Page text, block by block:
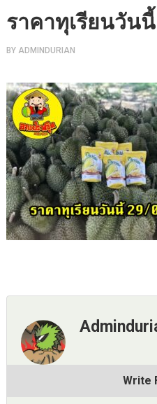
ราคาทุเรียนวัน
BY ADMINDURIAN
Write